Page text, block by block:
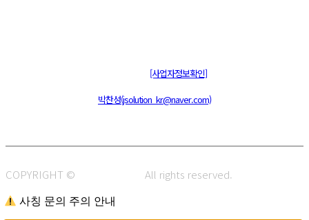
[사업자정보확인]
박찬성(jsolution_kr@naver.com)
COPYRIGHT © All rights reserved.
사칭 문의 주의 안내